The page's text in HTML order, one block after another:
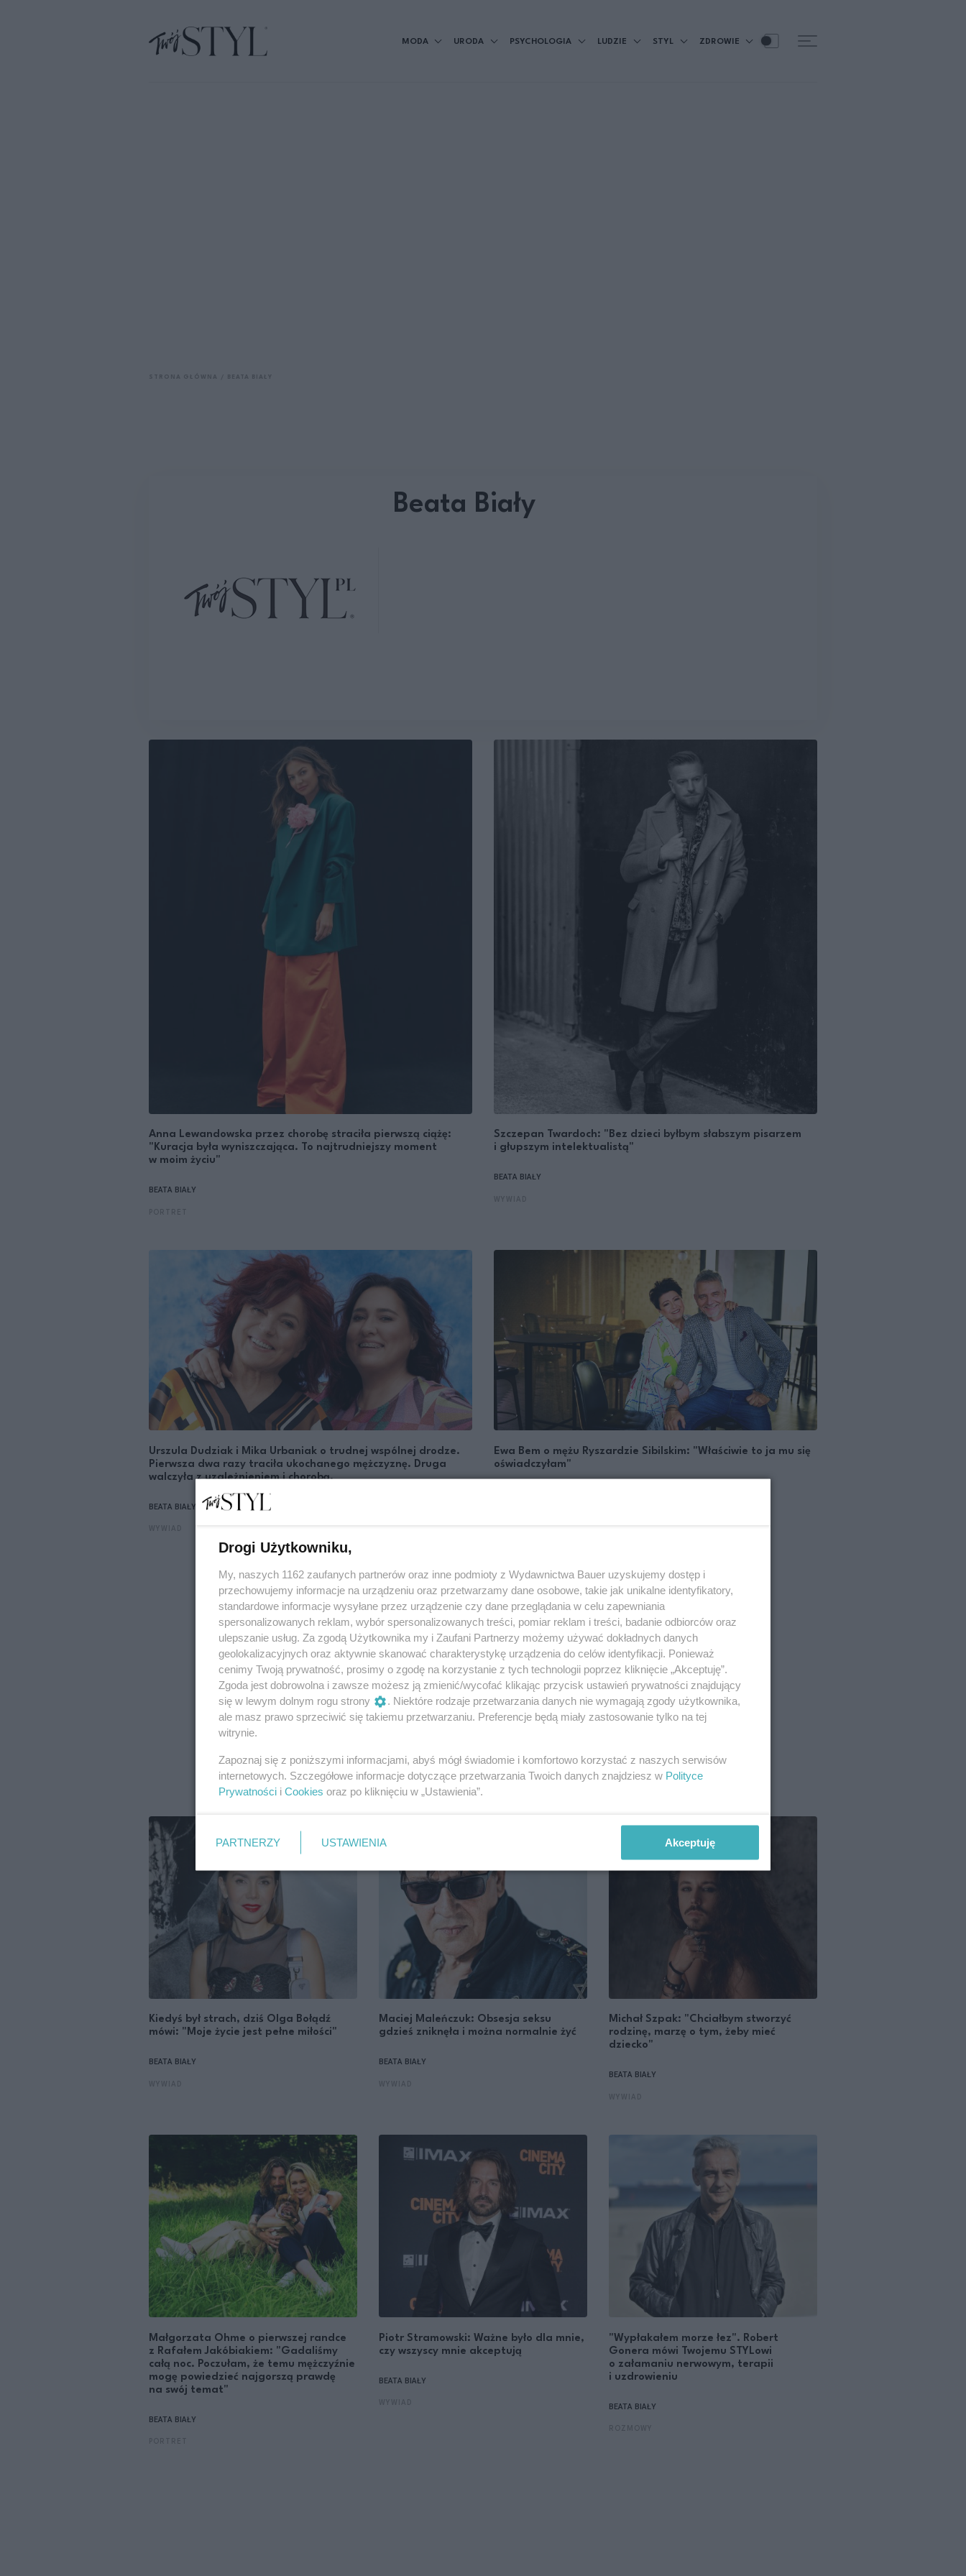
MODA URODA PSYCHOLOGIA LUDZIE STYL ZDROWIE
Beata Biały
Anna Lewandowska przez chorobę straciła pierwszą ciążę:
"Kuracja była wyniszczająca. To najtrudniejszy moment
w moim życiu"
BEATA BIAŁY
Szczepan Twardoch: "Bez dzieci byłbym słabszym pisarzem
i głupszym intelektualistą"
BEATA BIAŁY
Urszula Dudziak i Mika Urbaniak o trudnej wspólnej drodze.
Pierwsza dwa razy traciła ukochanego mężczyznę. Druga
walczyła z uzależnieniem i chorobą.
BEATA BIAŁY
Ewa Bem o mężu Ryszardzie Sibilskim: "Właściwie to ja mu się
oświadczyłam"
Kiedyś był strach, dziś Olga Bołądź
mówi: "Moje życie jest pełne miłości"
BEATA BIAŁY
Maciej Maleńczuk: Obsesja seksu
gdzieś zniknęła i można normalnie żyć
BEATA BIAŁY
Michał Szpak: "Chciałbym stworzyć
rodzinę, marzę o tym, żeby mieć
dziecko"
BEATA BIAŁY
Małgorzata Ohme o pierwszej randce
z Rafałem Jakóbiakiem: "Gadaliśmy
całą noc. Poczułam, że temu mężczyźnie
mogę powiedzieć najgorszą prawdę
na swój temat"
BEATA BIAŁY
Piotr Stramowski: Ważne było dla mnie,
czy wszyscy mnie akceptują
BEATA BIAŁY
"Wypłakałem morze łez". Robert
Gonera mówi Twojemu STYLowi
o załamaniu nerwowym, terapii
i uzdrowieniu
BEATA BIAŁY
Drogi Użytkowniku,
My, naszych 1162 zaufanych partnerów oraz inne podmioty z Wydawnictwa Bauer uzyskujemy dostęp i
przechowujemy informacje na urządzeniu oraz przetwarzamy dane osobowe, takie jak unikalne identyfikatory,
standardowe informacje wysyłane przez urządzenie czy dane przeglądania w celu zapewniania
spersonalizowanych reklam, wybór spersonalizowanych treści, pomiar reklam i treści, badanie odbiorców oraz
ulepszanie usług. Za zgodą Użytkownika my i Zaufani Partnerzy możemy używać dokładnych danych
geolokalizacyjnych oraz aktywnie skanować charakterystykę urządzenia do celów identyfikacji. Ponieważ
cenimy Twoją prywatność, prosimy o zgodę na korzystanie z tych technologii poprzez kliknięcie „Akceptuję”.
Zgoda jest dobrowolna i zawsze możesz ją zmienić/wycofać klikając przycisk ustawień prywatności znajdujący
się w lewym dolnym rogu strony
. Niektóre rodzaje przetwarzania danych nie wymagają zgody użytkownika,
ale masz prawo sprzeciwić się takiemu przetwarzaniu. Preferencje będą miały zastosowanie tylko na tej
witrynie.
Zapoznaj się z poniższymi informacjami, abyś mógł świadomie i komfortowo korzystać z naszych serwisów
internetowych. Szczegółowe informacje dotyczące przetwarzania Twoich danych znajdziesz w Polityce
Prywatności i Cookies oraz po kliknięciu w „Ustawienia”.
PARTNERZY USTAWIENIA Akceptuję